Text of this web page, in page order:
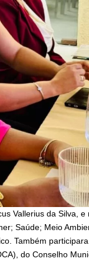
Vallerius da Silva, e
Saúde; Meio
Também
do Conselho